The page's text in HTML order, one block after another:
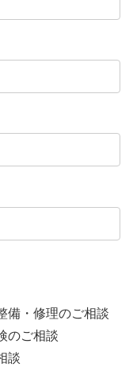
備・修理のご相談
のご相談
談